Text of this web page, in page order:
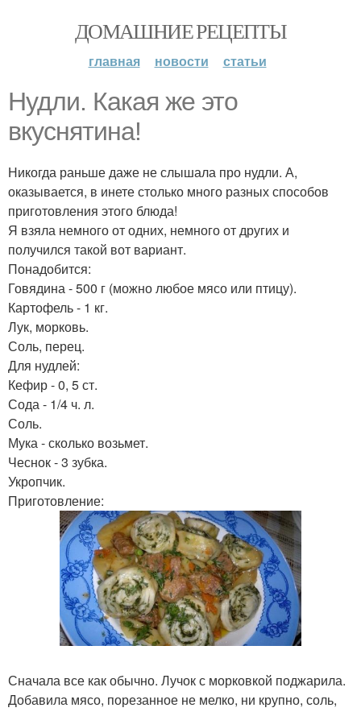
ДОМАШНИЕ РЕЦЕПТЫ
главная новости статьи
Нудли. Какая же это
вкуснятина!
Никогда раньше даже не слышала про нудли. А,
оказывается, в инете столько много разных способов
приготовления этого блюда!
Я взяла немного от одних, немного от других и
получился такой вот вариант.
Понадобится:
Говядина - 500 г (можно любое мясо или птицу).
Картофель - 1 кг.
Лук, морковь.
Соль, перец.
Для нудлей:
Кефир - 0, 5 ст.
Сода - 1/4 ч. л.
Соль.
Мука - сколько возьмет.
Чеснок - 3 зубка.
Укропчик.
Приготовление:
Сначала все как обычно. Лучок с морковкой поджарила.
Добавила мясо, порезанное не мелко, ни крупно, соль,